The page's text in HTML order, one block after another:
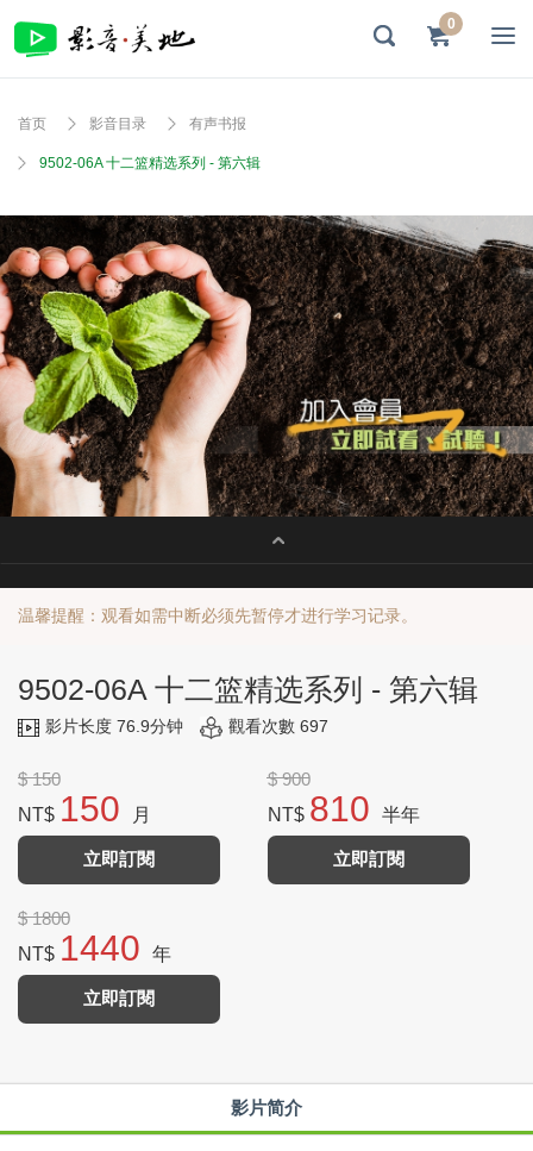
0
首页 影音目录 有声书报
9502-06A 十二篮精选系列 - 第六辑
温馨提醒：观看如需中断必须先暂停才进行学习记录。
9502-06A 十二篮精选系列 - 第六辑
影片长度 76.9分钟 觀看次數 697
$ 150
NT$ 150 月
立即訂閱
$ 900
NT$ 810 半年
立即訂閱
$ 1800
NT$ 1440 年
立即訂閱
影片简介